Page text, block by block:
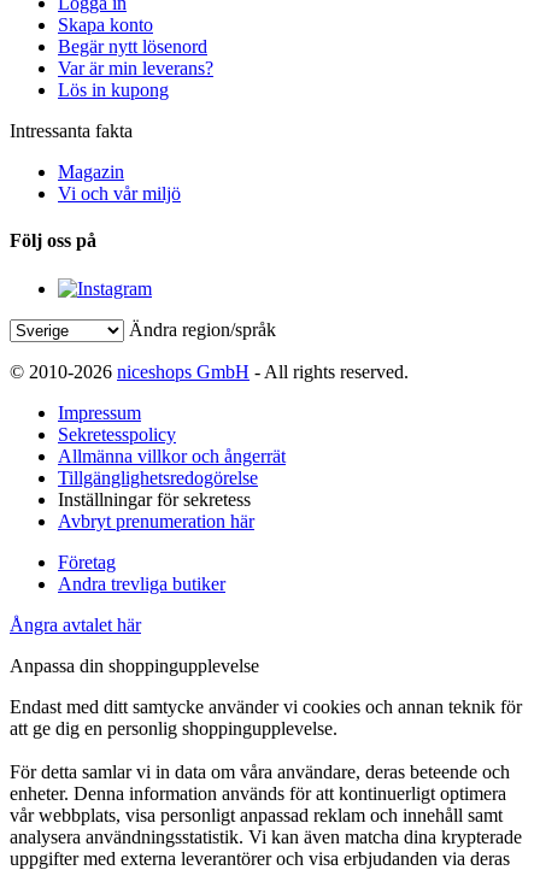
Skapa konto
Begär nytt lösenord
Var är min leverans?
Lös in kupong
Intressanta fakta
Magazin
Vi och vår miljö
Följ oss på
Ändra region/språk
© 2010-2026 niceshops GmbH - All rights reserved.
Impressum
Sekretesspolicy
Allmänna villkor och ångerrät
Tillgänglighetsredogörelse
Inställningar för sekretess
Avbryt prenumeration här
Företag
Andra trevliga butiker
Ångra avtalet här
Anpassa din shoppingupplevelse
Endast med ditt samtycke använder vi cookies och annan teknik för
att ge dig en personlig shoppingupplevelse.
För detta samlar vi in data om våra användare, deras beteende och
enheter. Denna information används för att kontinuerligt optimera
vår webbplats, visa personligt anpassad reklam och innehåll samt
analysera användningsstatistik. Vi kan även matcha dina krypterade
uppgifter med externa leverantörer och visa erbjudanden via deras